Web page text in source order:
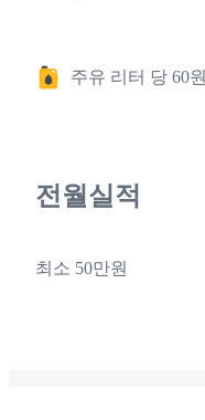
주유 리터 당 60원
전월실적
최소 50만원